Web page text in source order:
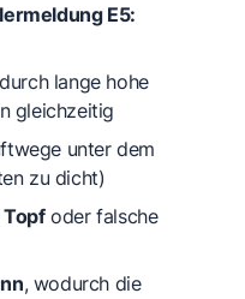
E5:
lange hohe
gleichzeitig
unter dem
zu dicht)
oderfalsche
, wodurch die